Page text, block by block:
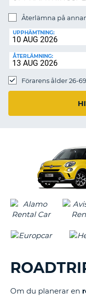
Återlämna på
UPPHÄMTNING:
ÅTERLÄMNING:
Förarens ålder 26-
Om du planerar en